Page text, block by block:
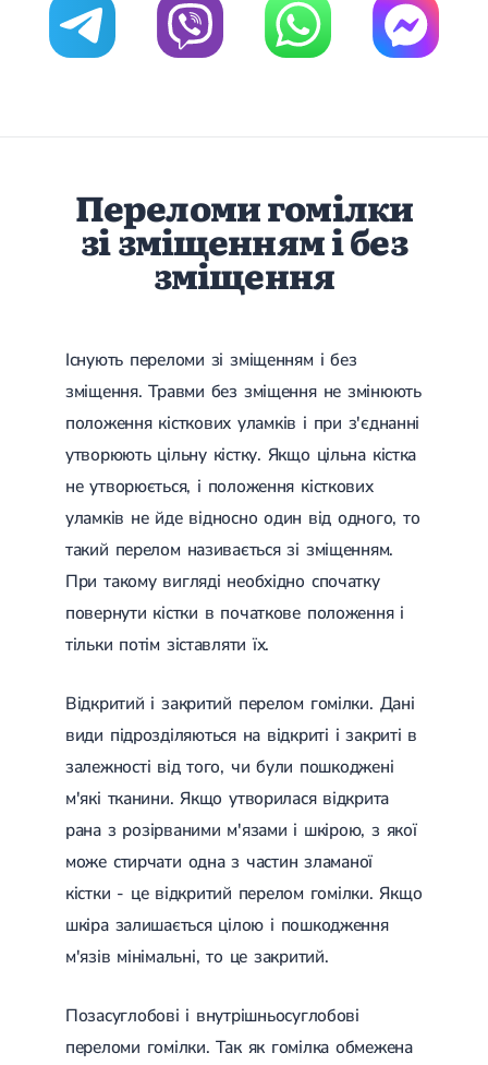
Цукровий діабет 2 типу
Нецукровий діабет
Школа діабету
Підгострий тиреоїдит
Аутоиммунный тиреоидит
Хронічний тиреоїдит
Гіпертиреоз
Кіста щитовидної залози
Метаболічний синдром
Наднирковозалозна недостатність (хвороба Аддісона)
Ультразвукова терапія
Ударно-хвильова терапія
Магнітотерапія
Лазерна терапія
Реабілітація
Реабілітація після перелому
Реабілітація після ендопротезування
Реабілітація після артроскопії
Переломи гомілки
зі зміщенням і без
зміщення
Існують переломи зі зміщенням і без
зміщення. Травми без зміщення не змінюють
положення кісткових уламків і при з'єднанні
утворюють цільну кістку. Якщо цільна кістка
не утворюється, і положення кісткових
уламків не йде відносно один від одного, то
такий перелом називається зі зміщенням.
При такому вигляді необхідно спочатку
повернути кістки в початкове положення і
тільки потім зіставляти їх.
Відкритий і закритий перелом гомілки. Дані
види підрозділяються на відкриті і закриті в
залежності від того, чи були пошкоджені
м'які тканини. Якщо утворилася відкрита
рана з розірваними м'язами і шкірою, з якої
може стирчати одна з частин зламаної
кістки - це відкритий перелом гомілки. Якщо
шкіра залишається цілою і пошкодження
м'язів мінімальні, то це закритий.
Позасуглобові і внутрішньосуглобові
переломи гомілки. Так як гомілка обмежена